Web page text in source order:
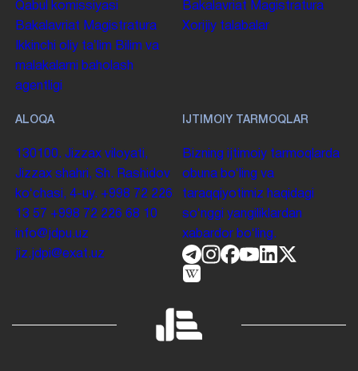
Qabul komissiyasi
Bakalavriat Magistratura
Ikkinchi oliy taʼlim Bilim va
malakalarni baholash
agentligi
Bakalavriat Magistratura
Xorijiy talabalar
ALOQA
130100. Jizzax viloyati,
Jizzax shahri, Sh. Rashidov
koʻchasi, 4-uy. +998 72 226
13 57 +998 72 226 68 10
info@jdpu.uz
jiz.jdpi@exat.uz
IJTIMOIY TARMOQLAR
Bizning ijtimoiy tarmoqlarda
obuna boʻling va
taraqqiyotimiz haqidagi
soʻnggi yangiliklardan
xabardor boʻling.